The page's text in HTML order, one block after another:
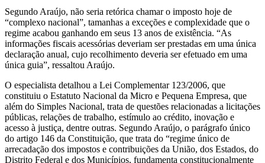
Segundo Araújo, não seria retórica chamar o imposto hoje de
“complexo nacional”, tamanhas a exceções e complexidade que o
regime acabou ganhando em seus 13 anos de existência. “As
informações fiscais acessórias deveriam ser prestadas em uma única
declaração anual, cujo recolhimento deveria ser efetuado em uma
única guia”, ressaltou Araújo.
O especialista detalhou a Lei Complementar 123/2006, que
constituiu o Estatuto Nacional da Micro e Pequena Empresa, que
além do Simples Nacional, trata de questões relacionadas a licitações
públicas, relações de trabalho, estímulo ao crédito, inovação e
acesso à justiça, dentre outras. Segundo Araújo, o parágrafo único
do artigo 146 da Constituição, que trata do “regime único de
arrecadação dos impostos e contribuições da União, dos Estados, do
Distrito Federal e dos Municípios, fundamenta constitucionalmente